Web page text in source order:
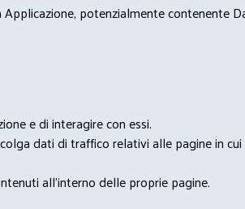
potenzialmente contenente
e di interagire con essi.
dati di traffico relativi alle pagine in
all'interno delle proprie pagine.